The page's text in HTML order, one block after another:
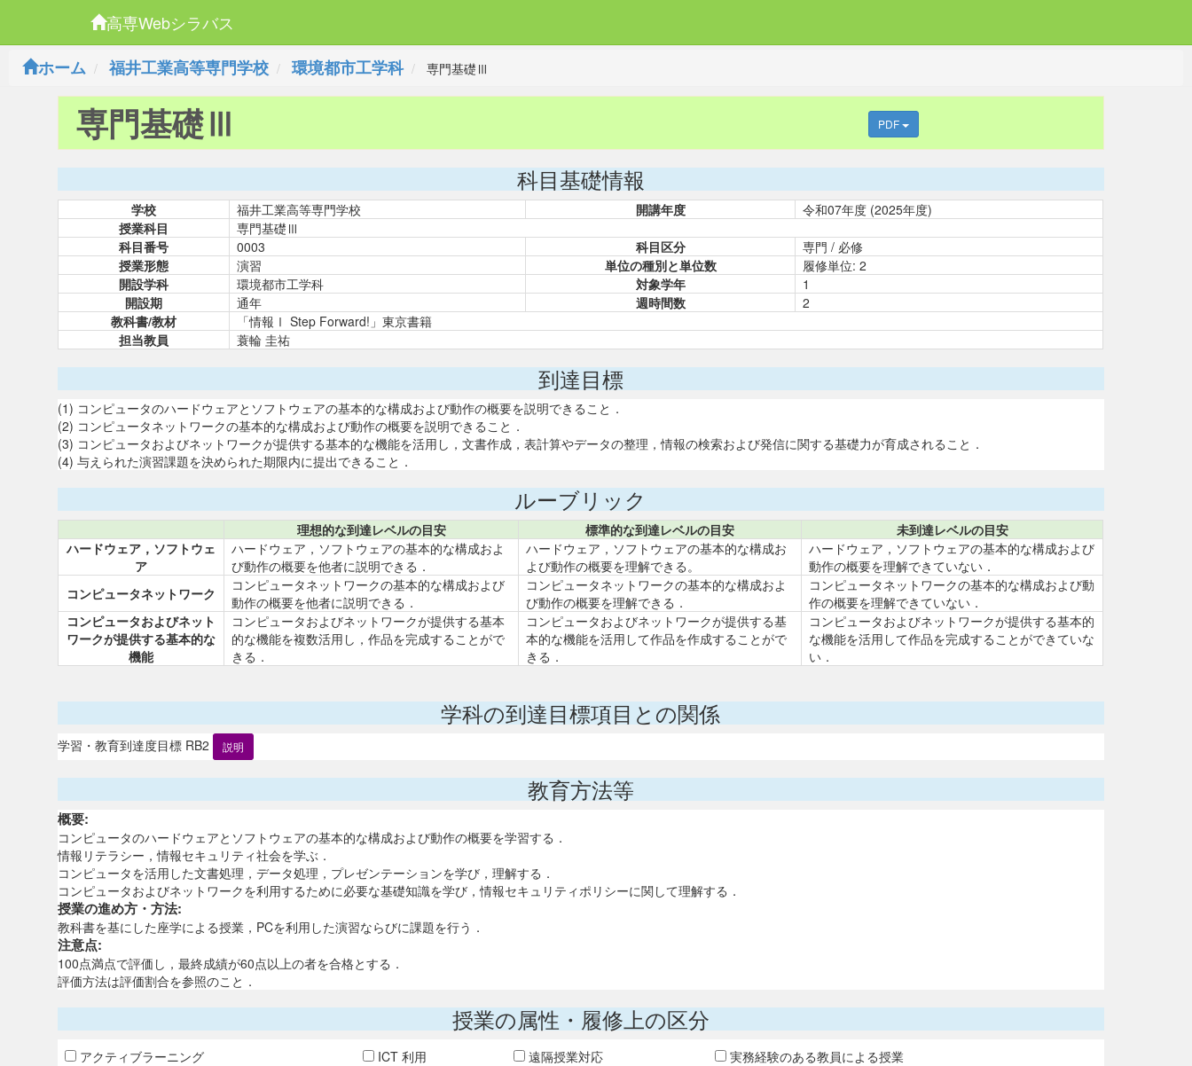
高専Webシラバス
ホーム
福井工業高等専門学校 環境都市工学科 専門基礎Ⅲ
専門基礎Ⅲ PDF
科目基礎情報
学校 福井工業高等専門学校 開講年度
令和07年度 (2025年度)
授業科目
専門基礎Ⅲ
科目番号
0003 科目区分
専門 / 必修
授業形態
演習 単位の種別と単位数
履修単位: 2
開設学科
環境都市工学科 対象学年
1
開設期
通年 週時間数
2
教科書/教材
「情報Ⅰ Step Forward!」東京書籍
担当教員
蓑輪 圭祐
到達目標
(1) コンピュータのハードウェアとソフトウェアの基本的な構成および動作の概要を説明できること．
(2) コンピュータネットワークの基本的な構成および動作の概要を説明できること．
(3) コンピュータおよびネットワークが提供する基本的な機能を活用し，文書作成，表計算やデータの整理，情報の検索および発信に関する基礎力が育成されること．
(4) 与えられた演習課題を決められた期限内に提出できること．
ルーブリック
理想的な到達レベルの目安 標準的な到達レベルの目安
未到達レベルの目安
ハードウェア，ソフトウェ
ア
ハードウェア，ソフトウェアの基本的な構成およ
び動作の概要を他者に説明できる．
ハードウェア，ソフトウェアの基本的な構成お
よび動作の概要を理解できる。
ハードウェア，ソフトウェアの基本的な構成および
動作の概要を理解できていない．
コンピュータネットワーク
コンピュータネットワークの基本的な構成および
動作の概要を他者に説明できる．
コンピュータネットワークの基本的な構成およ
び動作の概要を理解できる．
コンピュータネットワークの基本的な構成および動
作の概要を理解できていない．
コンピュータおよびネット
ワークが提供する基本的な
機能
コンピュータおよびネットワークが提供する基本
的な機能を複数活用し，作品を完成することがで
きる．
コンピュータおよびネットワークが提供する基
本的な機能を活用して作品を作成することがで
きる．
コンピュータおよびネットワークが提供する基本的
な機能を活用して作品を完成することができていな
い．
学科の到達目標項目との関係
学習・教育到達度目標 RB2 説明
教育方法等
概要:
コンピュータのハードウェアとソフトウェアの基本的な構成および動作の概要を学習する．
情報リテラシー，情報セキュリティ社会を学ぶ．
コンピュータを活用した文書処理，データ処理，プレゼンテーションを学び，理解する．
コンピュータおよびネットワークを利用するために必要な基礎知識を学び，情報セキュリティポリシーに関して理解する．
授業の進め方・方法:
教科書を基にした座学による授業，PCを利用した演習ならびに課題を行う．
注意点:
100点満点で評価し，最終成績が60点以上の者を合格とする．
評価方法は評価割合を参照のこと．
授業の属性・履修上の区分
アクティブラーニング ICT 利用 遠隔授業対応 実務経験のある教員による授業